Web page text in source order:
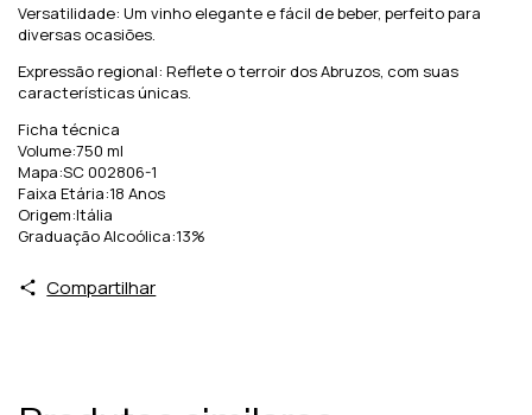
Versatilidade: Um vinho elegante e fácil de beber, perfeito para
diversas ocasiões.
Expressão regional: Reflete o terroir dos Abruzos, com suas
características únicas.
Ficha técnica
Volume:750 ml
Mapa:SC 002806-1
Faixa Etária:18 Anos
Origem:Itália
Graduação Alcoólica:13%
Compartilhar